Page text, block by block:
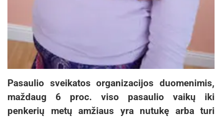
Pasaulio sveikatos organizacijos duomenimis,
maždaug 6 proc. viso pasaulio vaikų iki
penkerių metų amžiaus yra nutukę arba turi